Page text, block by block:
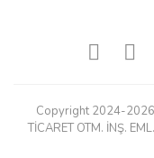
Copyright 2024-
TİCARET OTM. İNŞ.